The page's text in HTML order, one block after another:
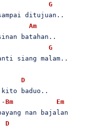
G
ditujuan..
Am
batahan..
G
siang malam..
D
kito baduo..
Bm
Em
nan bajalan
D